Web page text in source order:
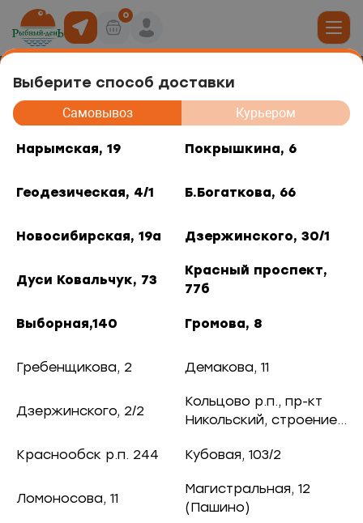
Выберите способ доставки
Самовывоз Курьером
Нарымская, 19 Покрышкина, 6
Геодезическая, 4/1 Б.Богаткова, 66
Новосибирская, 19а Дзержинского, 30/1
Дуси Ковальчук, 73
Красный проспект,
77б
Выборная,140 Громова, 8
Гребенщикова, 2 Демакова, 11
Дзержинского, 2/2
Кольцово р.п., пр-кт
Никольский, строение
Краснообск р.п. 244
Кубовая, 103/2
Ломоносова, 11
Магистральная, 12
(Пашино)
0
роллов
рыба
и снеки
и отделы
6
4/1
73
77б
Камбала без головы холодного
копчения
В корзину